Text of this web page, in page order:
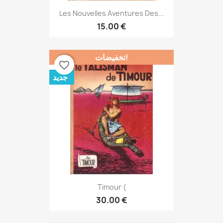
Les Nouvelles Aventures Des...
15.00 €
Timour (
30.00 €
تخفيضات!
جديد
favorite_border